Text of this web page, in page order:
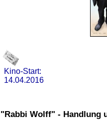
Kino-Start:
14.04.2016
"Rabbi Wolff" - Handlung